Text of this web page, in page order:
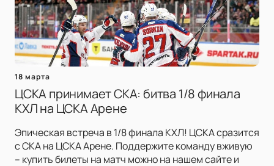
18 марта
ЦСКА принимает СКА: битва 1/8 финала
КХЛ на ЦСКА Арене
Эпическая встреча в 1/8 финала КХЛ! ЦСКА сразится
с СКА на ЦСКА Арене. Поддержите команду вживую
– купить билеты на матч можно на нашем сайте и